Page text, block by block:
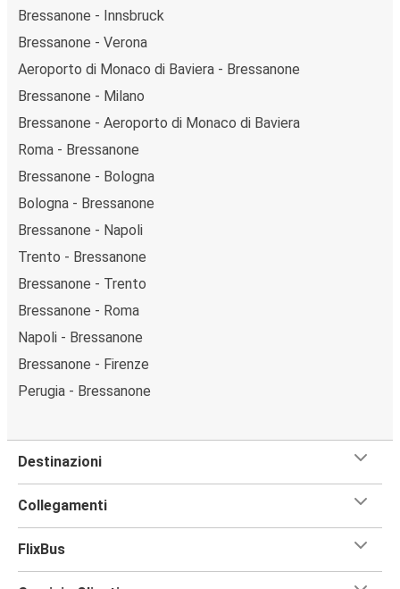
Bressanone - Innsbruck
Bressanone - Verona
Aeroporto di Monaco di Baviera - Bressanone
Bressanone - Milano
Bressanone - Aeroporto di Monaco di Baviera
Roma - Bressanone
Bressanone - Bologna
Bologna - Bressanone
Bressanone - Napoli
Trento - Bressanone
Bressanone - Trento
Bressanone - Roma
Napoli - Bressanone
Bressanone - Firenze
Perugia - Bressanone
Destinazioni
Collegamenti
FlixBus